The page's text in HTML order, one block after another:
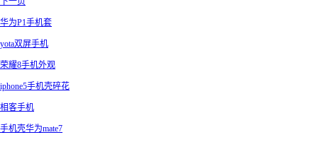
华为P1手机套
yota双屏手机
荣耀8手机外观
iphone5手机壳碎花
相客手机
手机壳华为mate7